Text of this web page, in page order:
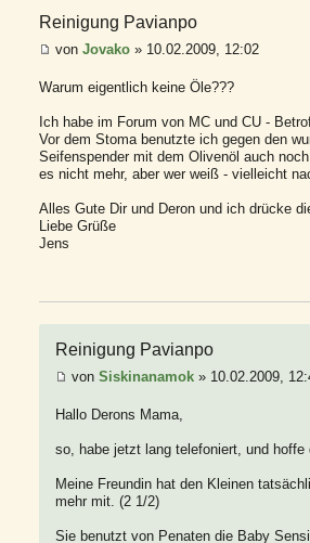
Reinigung Pavianpo
von Jovako » 10.02.2009, 12:02
Warum eigentlich keine Öle???
Ich habe im Forum von MC und CU -
Vor dem Stoma benutzte ich gegen den
Seifenspender mit dem Olivenöl auch
es nicht mehr, aber wer weiß - vielleicht
Alles Gute Dir und Deron und ich drücke
Liebe Grüße
Jens
Reinigung Pavianpo
von Siskinanamok » 10.02.2009,
Hallo Derons Mama,
so, habe jetzt lang telefoniert, und
Meine Freundin hat den Kleinen
mehr mit. (2 1/2)
Sie benutzt von Penaten die Baby